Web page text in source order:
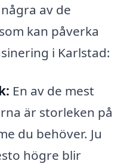
av de
kan påverka
i Karlstad:
En av de mest
är storleken på
du behöver. Ju
högre blir